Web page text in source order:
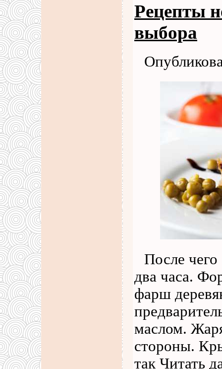
Рецепты
выбора
После
два часа.
фарш
маслом.
стороны.
так Читать